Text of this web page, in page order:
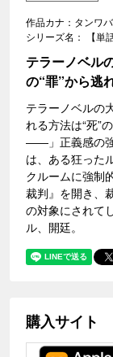
作品カナ：タンワ
シリーズ名： 【単
テラーノベル
の“罪”から逃
テラーノベルの
れる方法は“死”
――」正義感の
は、ある狂った
クルームに強制
裁判』を開き、
の対象にされて
ル、開廷。
購入サイト